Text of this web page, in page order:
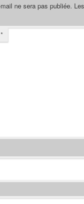
ne sera pas publiée.
*